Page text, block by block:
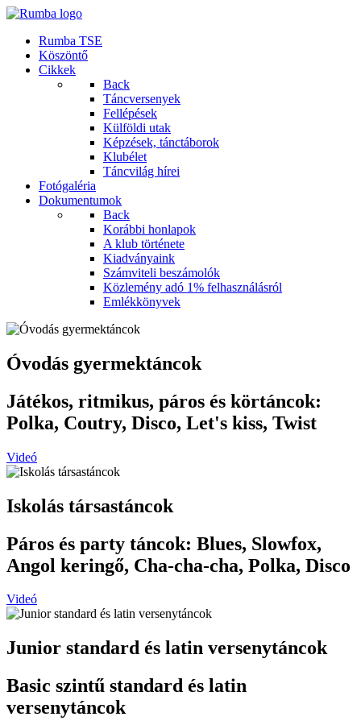
Rumba TSE
Köszöntő
Cikkek
Back
Táncversenyek
Fellépések
Külföldi utak
Képzések, tánctáborok
Klubélet
Táncvilág hírei
Fotógaléria
Dokumentumok
Back
Korábbi honlapok
A klub története
Kiadványaink
Számviteli beszámolók
Közlemény adó 1% felhasználásról
Emlékkönyvek
Óvodás gyermektáncok
Játékos, ritmikus, páros és körtáncok:
Polka, Coutry, Disco, Let's kiss, Twist
Videó
Iskolás társastáncok
Páros és party táncok: Blues, Slowfox,
Angol keringő, Cha-cha-cha, Polka, Disco
Videó
Junior standard és latin versenytáncok
Basic szintű standard és latin
versenytáncok